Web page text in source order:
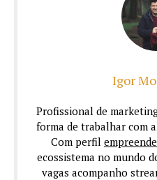
Igor
Profissional de
forma de trabalhar com
Com perfil
ecossistema no mundo
vagas acompanho